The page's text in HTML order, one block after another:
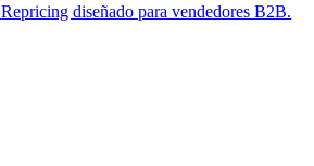
Repricing diseñado para vendedores B2B.